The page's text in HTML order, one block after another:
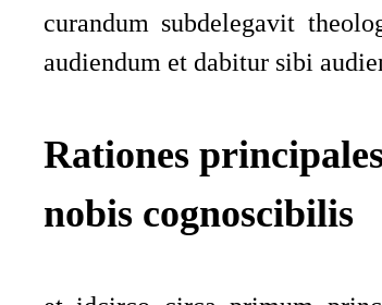
curandum subdelegavit
audiendum et dabitur sibi
Rationes
nobis cognoscibilis